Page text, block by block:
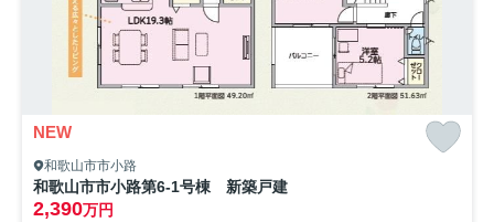
NEW
和歌山市市小路
和歌山市市小路第6-1号棟 新築戸建
2,390万円